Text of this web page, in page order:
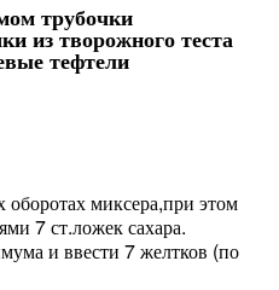
трубочки
из творожного теста
тефтели
оборотах миксера,при этом
7 ст.ложек сахара.
и ввести 7 желтков (по